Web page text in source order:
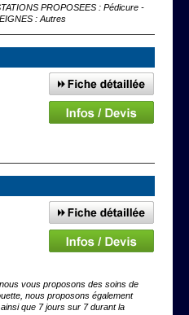
PROPOSEES : Pédicure -
: Autres
vous proposons des soins de
nous proposons également
que 7 jours sur 7 durant la